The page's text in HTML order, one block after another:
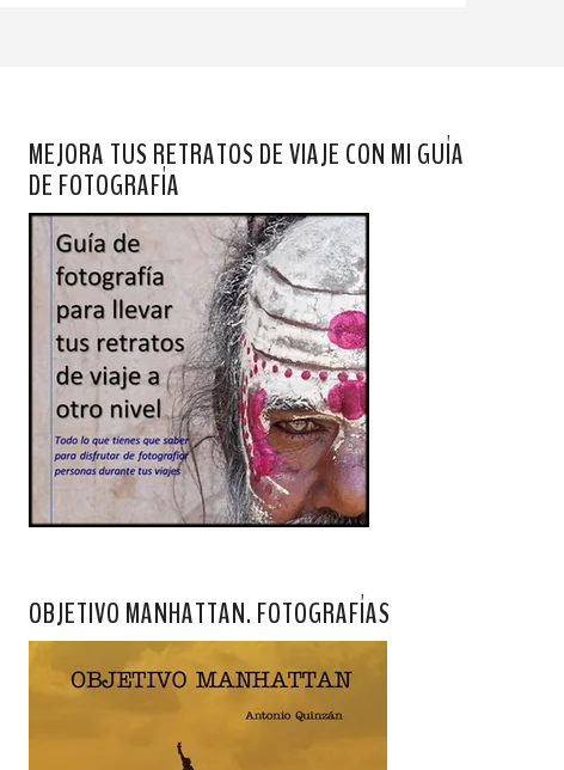
MEJORA TUS RETRATOS DE VIAJE CON MI GUÍA
DE FOTOGRAFÍA
OBJETIVO MANHATTAN. FOTOGRAFÍAS